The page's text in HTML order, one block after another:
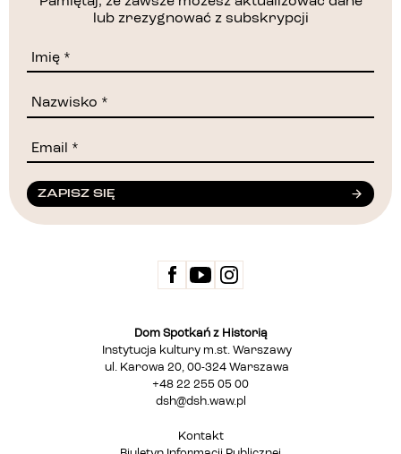
lub zrezygnować z subskrypcji
ZAPISZ SIĘ
Dom Spotkań z Historią
Instytucja kultury m.st. Warszawy
ul. Karowa 20, 00-324 Warszawa
+48 22 255 05 00
dsh@dsh.waw.pl
Kontakt